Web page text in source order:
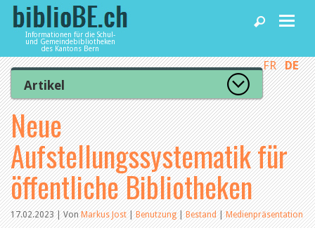
Informationen für die Schul-
und Gemeindebibliotheken
des Kantons Bern
Home
News und Fachbeiträge
Bibliotheken
Agenda
FR DE
Artikel
Zur Artikelübersicht
Lesenswert
Gut bewertet
Kategorien
Aus dem Amt für Kultur
Aus der Kommission
Aus den Bibliotheken
Organisation
Raum und Infrastruktur
Neue
Aufstellungssystematik für
öffentliche Bibliotheken
17.02.2023 | VonMarkus Jost|Benutzung|Bestand|Medienpräsentation